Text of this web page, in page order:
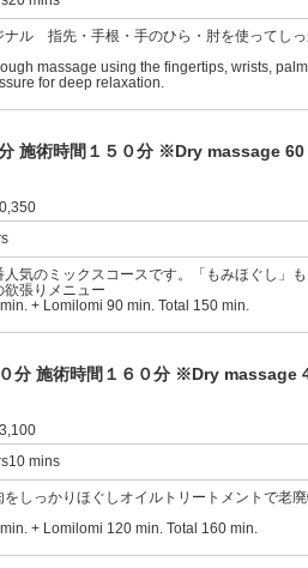
ナル 指先・手根・手のひら・肘を使ってし
massage using the fingertips, wrists,
for deep relaxation.
施術時間１５０分 ※Dry massage
気のミックスコースです。「もみほぐし」
欲張りメニュー
+ Lomilomi 90 min. Total 150 min.
分 施術時間１６０分 ※Dry massage
mins
をしっかりほぐしオイルトリートメントで老
+ Lomilomi 120 min. Total 160 min.